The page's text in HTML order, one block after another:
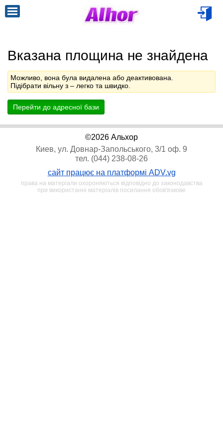
Вказана площина не знайдена
Можливо, вона була видалена або деактивована.
Підібрати вільну з – легко та швидко.
Перейти до адресної бази
©2026 Альхор
Киев, ул. Довнар-Запольського, 3/1 оф. 9
тел. (044) 238-08-26
сайт працює на платформі ADV.vg
права на матеріали охороняються відповідно до законодавства
при використанні матеріалів посилання обов'язкове